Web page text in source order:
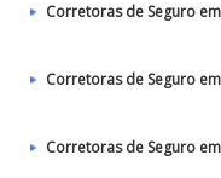
Corretoras de Seguro
Corretoras de Seguro
Corretoras de Seguro